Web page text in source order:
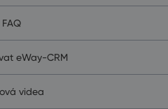
FAQ
eWay-CRM
videa